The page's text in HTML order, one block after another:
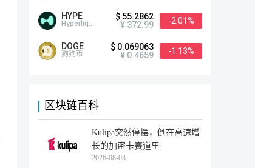
HYPE
Hyperliquid
$ 55.2862
¥ 372.99
-2.01%
DOGE
狗狗币
$ 0.069063
¥ 0.4659
-1.13%
区块链百科
Kulipa突然停摆，倒在高速增
长的加密卡赛道里
2026-08-03